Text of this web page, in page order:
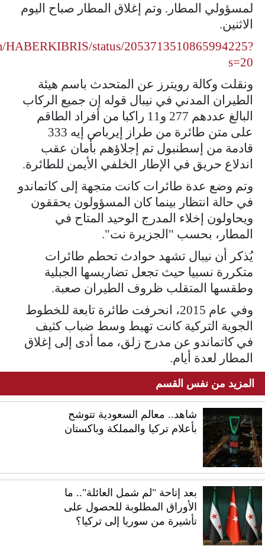
لمسؤولي المطار. وتم إغلاق المطار صباح اليوم
الاثنين.
HABERKIBRIS/status/2053713510865994225?
s=20
ونقلت وكالة رويترز عن المتحدث باسم هيئة
الطيران المدني في نيبال قوله إن جميع الركاب
البالغ عددهم 277 و11 راكبا من أفراد الطاقم
على متن طائرة من طراز إيرباص إيه 333
قادمة من إسطنبول تم إجلاؤهم بأمان عقب
اندلاع حريق في الإطار الخلفي الأيمن للطائرة.
وتم وضع عدة طائرات كانت متجهة إلى كاتماندو
في حالة انتظار بينما كان المسؤولون يحققون
ويحاولون إخلاء المدرج الوحيد المتاح في
المطار، بحسب "الجزيرة نت".
يُذكر أن نيبال تشهد حوادث تحطم طائرات
متكررة نسبيا حيث تجعل تضاريسها الجبلية
وطقسها المتقلب ظروف الطيران صعبة.
وفي عام 2015، انحرفت طائرة تابعة للخطوط
الجوية التركية كانت تهبط وسط ضباب كثيف
في كاتماندو عن مدرج زلق، مما أدى إلى إغلاق
المطار لعدة أيام.
المزيد من نفس القسم
شاهد.. معالم السعودية تتوشح
بأعلام تركيا والمملكة وباكستان
بعد إتاحة "لم شمل العائلة".. ما
الأوراق المطلوبة للحصول على
تأشيرة من سوريا إلى تركيا؟